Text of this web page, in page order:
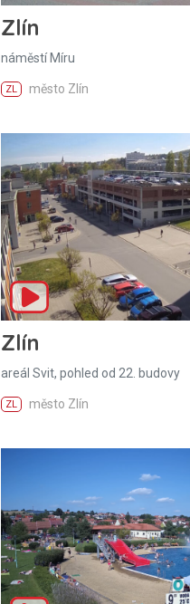
Zlín
náměstí Míru
ZL město Zlín
Zlín
areál Svit, pohled od 22. budovy
ZL město Zlín